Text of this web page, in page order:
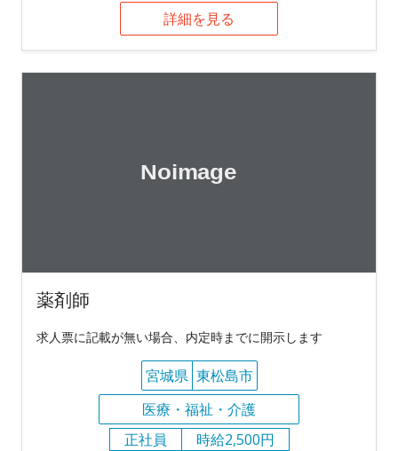
詳細を見る
薬剤師
求人票に記載が無い場合、内定時までに開示します
宮城県 東松島市
医療・福祉・介護
正社員
時給2,500円